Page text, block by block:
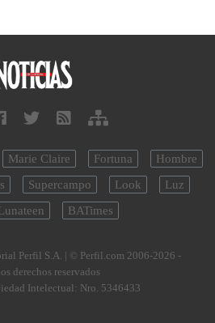
Marie Claire Fortuna
Hombre
Supercampo Look
Luz
BATimes
Perfil S.A. | © Perfil.com 2006-2026 -
derechos reservados
Intelectual: Nro. 5346433